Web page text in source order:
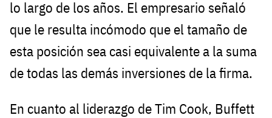
lo largo de los años. El empresario señaló
que le resulta incómodo que el tamaño de
esta posición sea casi equivalente a la suma
de todas las demás inversiones de la firma.
En cuanto al liderazgo de Tim Cook, Buffett